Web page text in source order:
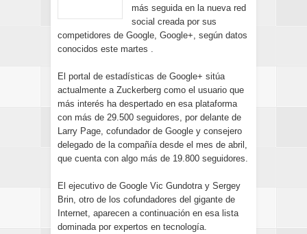
más seguida en la nueva red
social creada por sus
competidores de Google, Google+, según datos
conocidos este martes .
El portal de estadísticas de Google+ sitúa
actualmente a Zuckerberg como el usuario que
más interés ha despertado en esa plataforma
con más de 29.500 seguidores, por delante de
Larry Page, cofundador de Google y consejero
delegado de la compañía desde el mes de abril,
que cuenta con algo más de 19.800 seguidores.
El ejecutivo de Google Vic Gundotra y Sergey
Brin, otro de los cofundadores del gigante de
Internet, aparecen a continuación en esa lista
dominada por expertos en tecnología.